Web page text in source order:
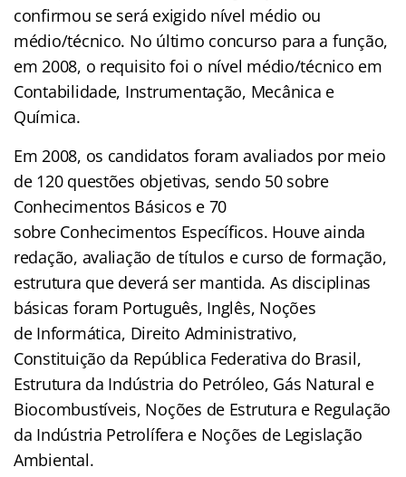
confirmou se será exigido nível médio ou
médio/técnico. No último concurso para a função,
em 2008, o requisito foi o nível médio/técnico em
Contabilidade, Instrumentação, Mecânica e
Química.
Em 2008, os candidatos foram avaliados por meio
de 120 questões objetivas, sendo 50 sobre
Conhecimentos Básicos e 70
sobre Conhecimentos Específicos. Houve ainda
redação, avaliação de títulos e curso de formação,
estrutura que deverá ser mantida. As disciplinas
básicas foram Português, Inglês, Noções
de Informática, Direito Administrativo,
Constituição da República Federativa do Brasil,
Estrutura da Indústria do Petróleo, Gás Natural e
Biocombustíveis, Noções de Estrutura e Regulação
da Indústria Petrolífera e Noções de Legislação
Ambiental.